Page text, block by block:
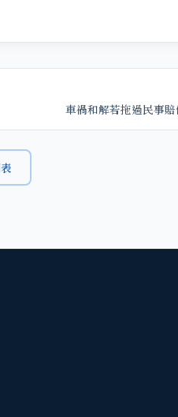
車禍和解若拖過民事